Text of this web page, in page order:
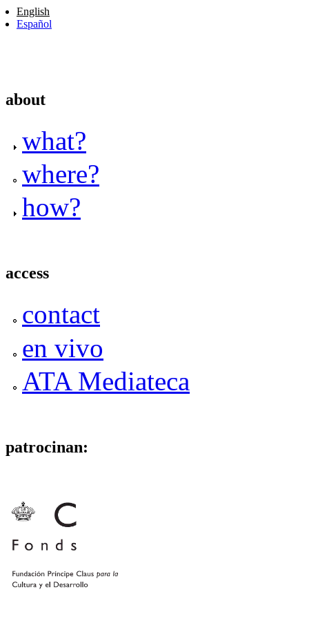
English
Español
about
what?
where?
how?
access
contact
en vivo
ATA Mediateca
patrocinan: